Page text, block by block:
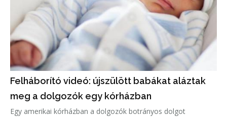
Felháborító videó: újszülött babákat aláztak
meg a dolgozók egy kórházban
Egy amerikai kórházban a dolgozók botrányos dolgot